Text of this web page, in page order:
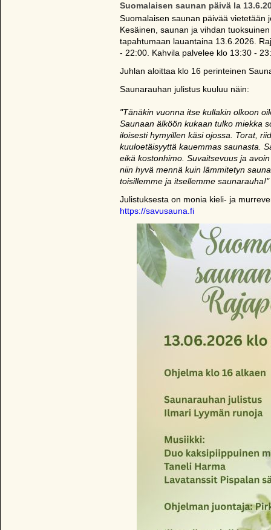
Suomalaisen saunan päivä la
Suomalaisen saunan päivää vietetään
Kesäinen, saunan ja vihdan
tapahtumaan lauantaina 13.6.2026.
- 22:00. Kahvila palvelee klo 13:30 -
Juhlan aloittaa klo 16 perinteinen
Saunarauhan julistus kuuluu näin:
"Tänäkin vuonna itse kullakin olkoon
Saunaan älköön kukaan tulko miekka
iloisesti hymyillen käsi ojossa. Torat,
kuuloetäisyyttä kauemmas saunasta.
eikä kostonhimo. Suvaitsevuus ja
niin hyvä mennä kuin lämmitetyn
toisillemme ja itsellemme saunarauha!"
Julistuksesta on monia kieli- ja
https://savusauna.fi